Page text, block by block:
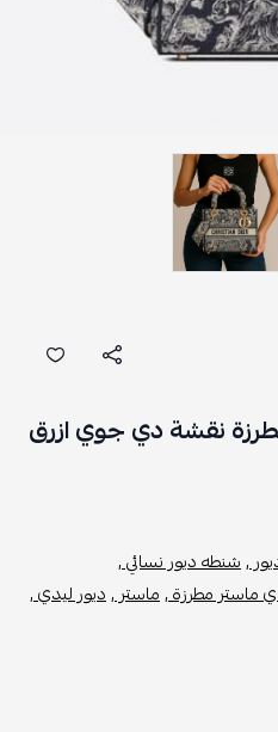
نقشة دي جوي ازرق
,شنطه ديور نسائي ,
ماستر مطرزة ,ماستر ,ديور ليدي ,